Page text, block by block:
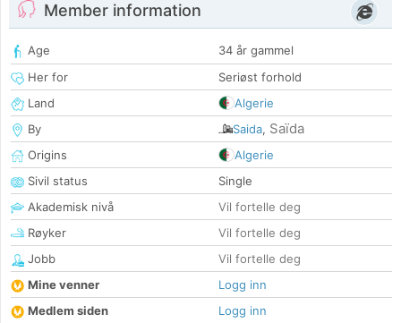
Member information
Age
34 år gammel
Her for
Seriøst forhold
Land
Algerie
By
Saida, Saïda
Origins
Algerie
Sivil status
Single
Akademisk nivå
Vil fortelle deg
Røyker
Vil fortelle deg
Jobb
Vil fortelle deg
Mine venner
Logg inn
Medlem siden
Logg inn